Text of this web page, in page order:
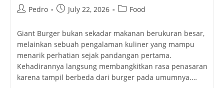
PostPedro
PostJuly 22, 2026
PostFood
Giant Burger bukan sekadar makanan berukuran besar,
melainkan sebuah pengalaman kuliner yang mampu
menarik perhatian sejak pandangan pertama.
Kehadirannya langsung membangkitkan rasa penasaran
karena tampil berbeda dari burger pada umumnya.…